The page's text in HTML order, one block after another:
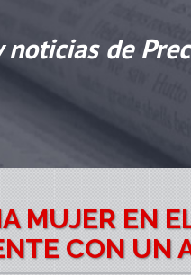
de
MUJER EN
CON UN